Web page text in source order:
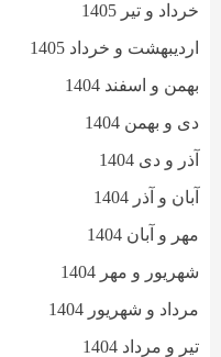
خرداد و تیر 1405
اردیبهشت و خرداد 1405
بهمن و اسفند 1404
دی و بهمن 1404
آذر و دی 1404
آبان و آذر 1404
مهر و آبان 1404
شهریور و مهر 1404
مرداد و شهریور 1404
تیر و مرداد 1404